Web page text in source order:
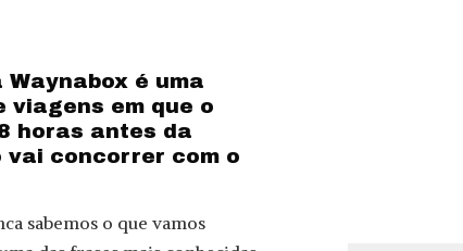
é uma
viagens em que o
horas antes da
concorrer com o
sabemos o que vamos